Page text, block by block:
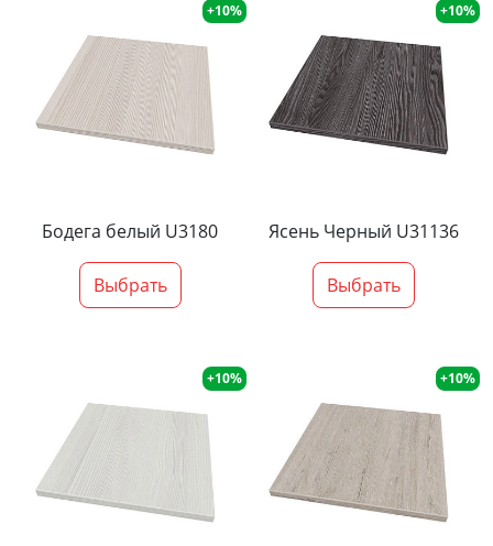
+10%
Бодега белый U3180
Выбрать
+10%
Ясень Черный U31136
Выбрать
+10% +10%